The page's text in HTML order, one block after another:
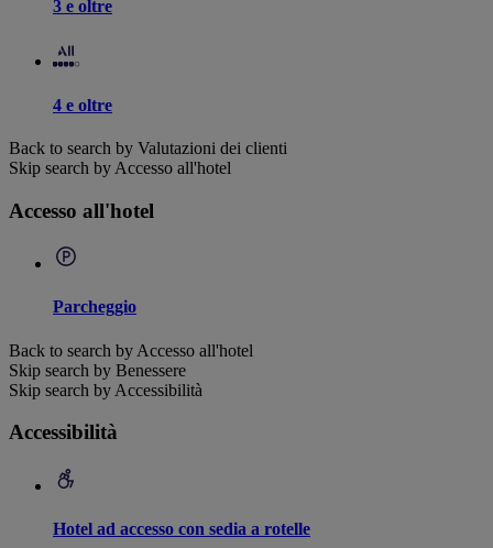
3 e oltre
4 e oltre
Back to search by Valutazioni dei clienti
Skip search by Accesso all'hotel
Accesso all'hotel
Parcheggio
Back to search by Accesso all'hotel
Skip search by Benessere
Skip search by Accessibilità
Accessibilità
Hotel ad accesso con sedia a rotelle